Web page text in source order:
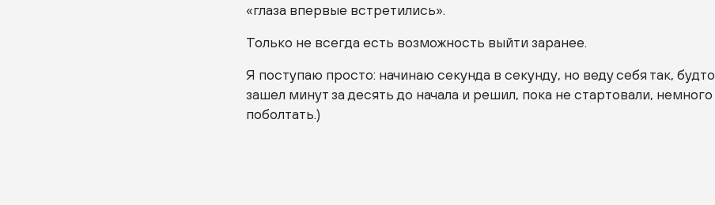
«глаза впервые встретились».
Только не всегда есть возможность выйти заранее.
Я поступаю просто: начинаю секунда в секунду, но веду себя так, будто
зашел минут за десять до начала и решил, пока не стартовали, немного
поболтать.)